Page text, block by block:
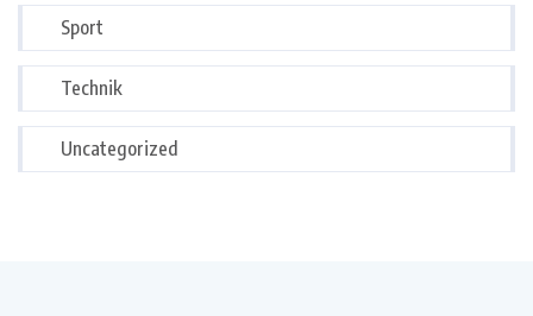
Sport
Technik
Uncategorized